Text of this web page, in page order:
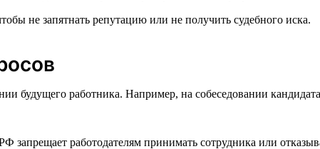
не запятнать репутацию или не получить судебного иска.
будущего работника. Например, на собеседовании
запрещает работодателям принимать сотрудника или